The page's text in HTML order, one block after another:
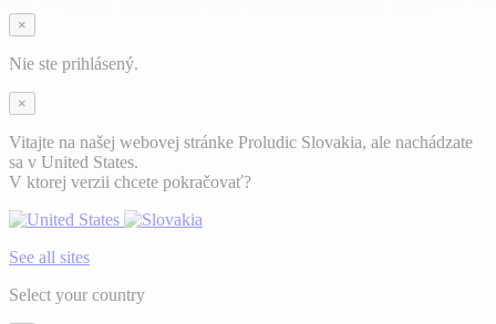
×
Nie ste prihlásený.
×
Vitajte na našej webovej stránke Proludic Slovakia, ale nachádzate
sa v United States.
V ktorej verzii chcete pokračovať?
See all sites
Select your country